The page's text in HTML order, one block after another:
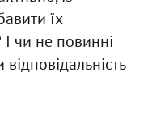
їх
чи не повинні